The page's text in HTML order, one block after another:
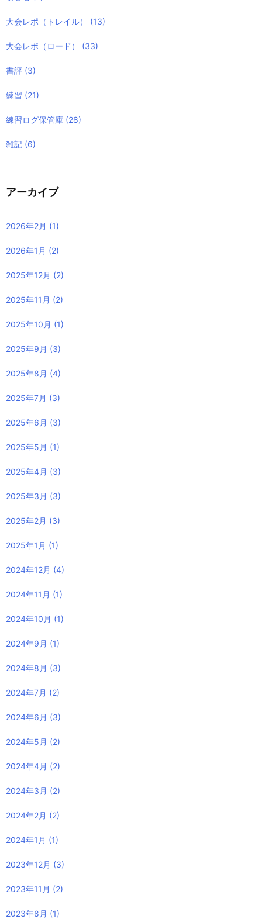
大会レポ（トレイル） (13)
大会レポ（ロード） (33)
書評 (3)
練習 (21)
練習ログ保管庫 (28)
雑記 (6)
アーカイブ
2026年2月 (1)
2026年1月 (2)
2025年12月 (2)
2025年11月 (2)
2025年10月 (1)
2025年9月 (3)
2025年8月 (4)
2025年7月 (3)
2025年6月 (3)
2025年5月 (1)
2025年4月 (3)
2025年3月 (3)
2025年2月 (3)
2025年1月 (1)
2024年12月 (4)
2024年11月 (1)
2024年10月 (1)
2024年9月 (1)
2024年8月 (3)
2024年7月 (2)
2024年6月 (3)
2024年5月 (2)
2024年4月 (2)
2024年3月 (2)
2024年2月 (2)
2024年1月 (1)
2023年12月 (3)
2023年11月 (2)
2023年8月 (1)